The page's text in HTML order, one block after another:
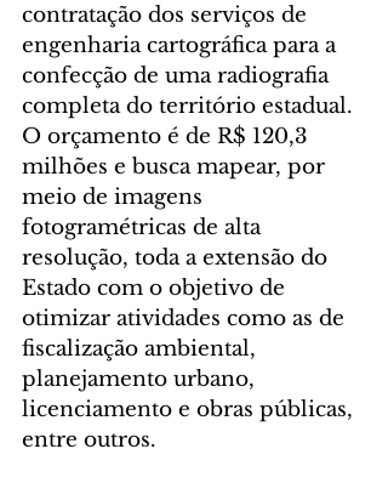
contratação dos serviços de
engenharia cartográfica para a
confecção de uma radiografia
completa do território estadual.
O orçamento é de R$ 120,3
milhões e busca mapear, por
meio de imagens
fotogramétricas de alta
resolução, toda a extensão do
Estado com o objetivo de
otimizar atividades como as de
fiscalização ambiental,
planejamento urbano,
licenciamento e obras públicas,
entre outros.